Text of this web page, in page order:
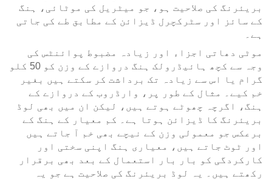
بریئرنگ کی صلاحیت ہو، جو میٹریل کی موٹائی، ہنگ
کے سائز اور سٹرکچرل ڈیزائن کے مطابق طے کی جاتی
ہے۔
موٹی دھاتی اجزاء اور زیادہ مضبوط پوائنٹس کی
وجہ سے کچھ ہائیڈرولک ہنگ دروازے کے وزن کو 50 کلو
گرام یا اس سے زیادہ تک برداشت کر سکتے ہیں بغیر
خم کیے۔ مثال کے طور پر، وارڈروب کے دروازے کے
ہنگ، اگرچہ چھوٹے ہوتے ہیں، لیکن ان میں بھی لوڈ
بریئرنگ کا ڈیزائن ہوتا ہے۔ کم معیار کے ہنگ کے
برعکس جو معمولی وزن کے نیچے بھی خم آ جاتے ہیں
اور ٹوٹ جاتے ہیں، معیاری ہنگ اپنی سختی اور
کارکردگی کو بار بار استعمال کے بعد بھی برقرار
رکھتے ہیں۔ یہ لوڈ بریئرنگ کی صلاحیت ہے جو یہ